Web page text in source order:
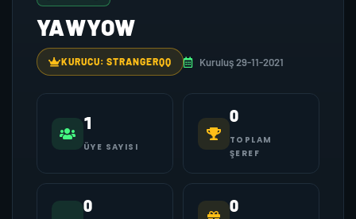
YAWYOW
KURUCU: STRANGERQQ Kuruluş 29-11-2021
1
ÜYE SAYISI
0
TOPLAM
ŞEREF
0 0